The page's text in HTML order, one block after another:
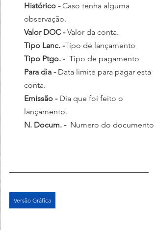
Histórico - Caso tenha alguma
observação.
Valor DOC - Valor da conta.
Tipo Lanc. -Tipo de lançamento
Tipo Ptgo. -  Tipo de pagamento
Para dia - Data limite para pagar esta
conta.
Emissão - Dia que foi feito o
lançamento.
N. Docum. -
  Numero do documento
Versão Gráfica